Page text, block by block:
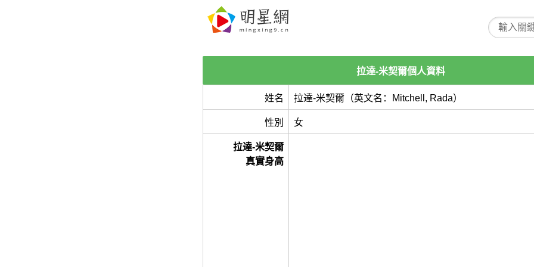
拉達-米契爾個人資料
姓名 拉達-米契爾（英文名：Mitchell, Rada）
性別 女
拉達-米契爾
真實身高